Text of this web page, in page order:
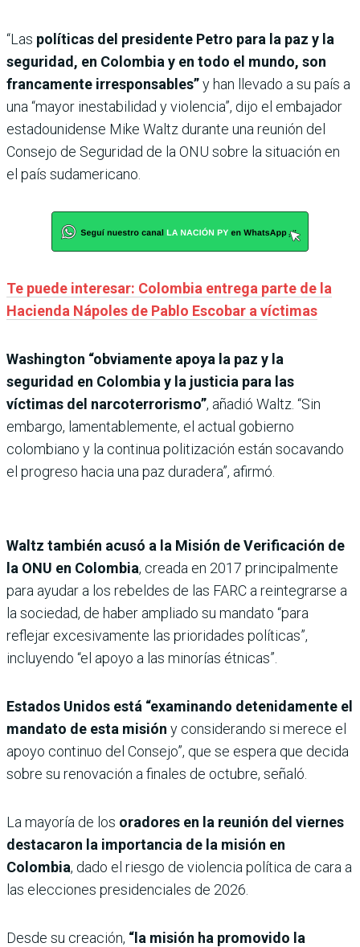
“Las políticas del presidente Petro para la paz y la
seguridad, en Colombia y en todo el mundo, son
francamente irresponsables”y han llevado a su país a
una “mayor inestabilidad y violencia”, dijo el embajador
estadounidense Mike Waltz durante una reunión del
Consejo de Seguridad de la ONU sobre la situación en
el país sudamericano.
Te puede interesar: Colombia entrega parte de la
Hacienda Nápoles de Pablo Escobar a víctimas
Washington “obviamente apoya la paz y la
seguridad en Colombia y la justicia para las
víctimas del narcoterrorismo”, añadió Waltz. “Sin
embargo, lamentablemente, el actual gobierno
colombiano y la continua politización están socavando
el progreso hacia una paz duradera”, afirmó.
Waltz también acusó a la Misión de Verificación de
la ONU en Colombia, creada en 2017 principalmente
para ayudar a los rebeldes de las FARC a reintegrarse a
la sociedad, de haber ampliado su mandato “para
reflejar excesivamente las prioridades políticas”,
incluyendo “el apoyo a las minorías étnicas”.
Estados Unidos está “examinando detenidamente el
mandato de esta misión y considerando si merece el
apoyo continuo del Consejo”, que se espera que decida
sobre su renovación a finales de octubre, señaló.
La mayoría de los oradores en la reunión del viernes
destacaron la importancia de la misión en
Colombia, dado el riesgo de violencia política de cara a
las elecciones presidenciales de 2026.
Desde su creación, “la misión ha promovido la